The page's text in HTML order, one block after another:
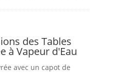
des Tables
à Vapeur d'Eau
avec un capot de